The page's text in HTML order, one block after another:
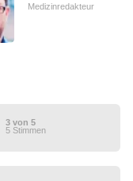
Medizinredakteur
3 von 5
5 Stimmen